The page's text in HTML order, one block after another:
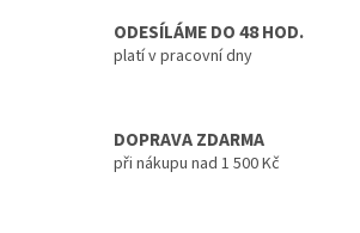
ODESÍLÁME DO 48 HOD.
platí v pracovní dny
DOPRAVA ZDARMA
při nákupu nad 1 500 Kč